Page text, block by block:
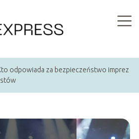
odpowiada za bezpieczeństwo imprez